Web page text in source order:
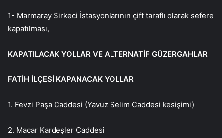
1- Marmaray Sirkeci İstasyonlarının çift taraflı olarak sefere
kapatılması,
KAPATILACAK YOLLAR VE ALTERNATİF GÜZERGAHLAR
FATİH İLÇESİ KAPANACAK YOLLAR
1. Fevzi Paşa Caddesi (Yavuz Selim Caddesi kesişimi)
2. Macar Kardeşler Caddesi